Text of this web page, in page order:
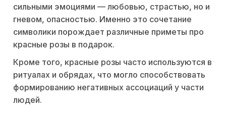
сильными эмоциями — любовью, страстью, но и
гневом, опасностью. Именно это сочетание
символики порождает различные приметы про
красные розы в подарок.
Кроме того, красные розы часто используются в
ритуалах и обрядах, что могло способствовать
формированию негативных ассоциаций у части
людей.